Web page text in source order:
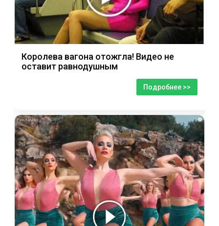
Королева вагона отожгла! Видео не
оставит равнодушным
Подробнее >>
i